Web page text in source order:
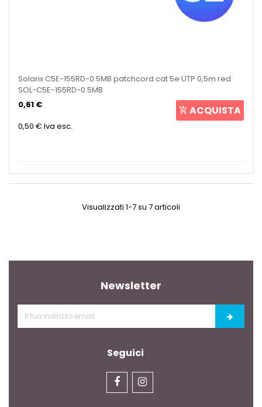
Solarix C5E-155RD-0.5MB patchcord cat 5e UTP 0,5m red
SOL-C5E-155RD-0.5MB
0,61 €
0,50 € Iva esc.
ACQUISTA
Visualizzati 1-7 su 7 articoli
Newsletter
Seguici